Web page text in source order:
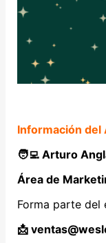
Información del
🧑‍💻 Arturo
Área de
Forma parte del
📩